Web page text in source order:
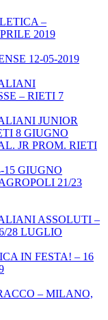
–
2019
12-05-2019
– RIETI 7
JUNIOR
8 GIUGNO
JR PROM. RIETI
15 GIUGNO
21/23
ASSOLUTI –
28 LUGLIO
IN FESTA! – 16
– MILANO,